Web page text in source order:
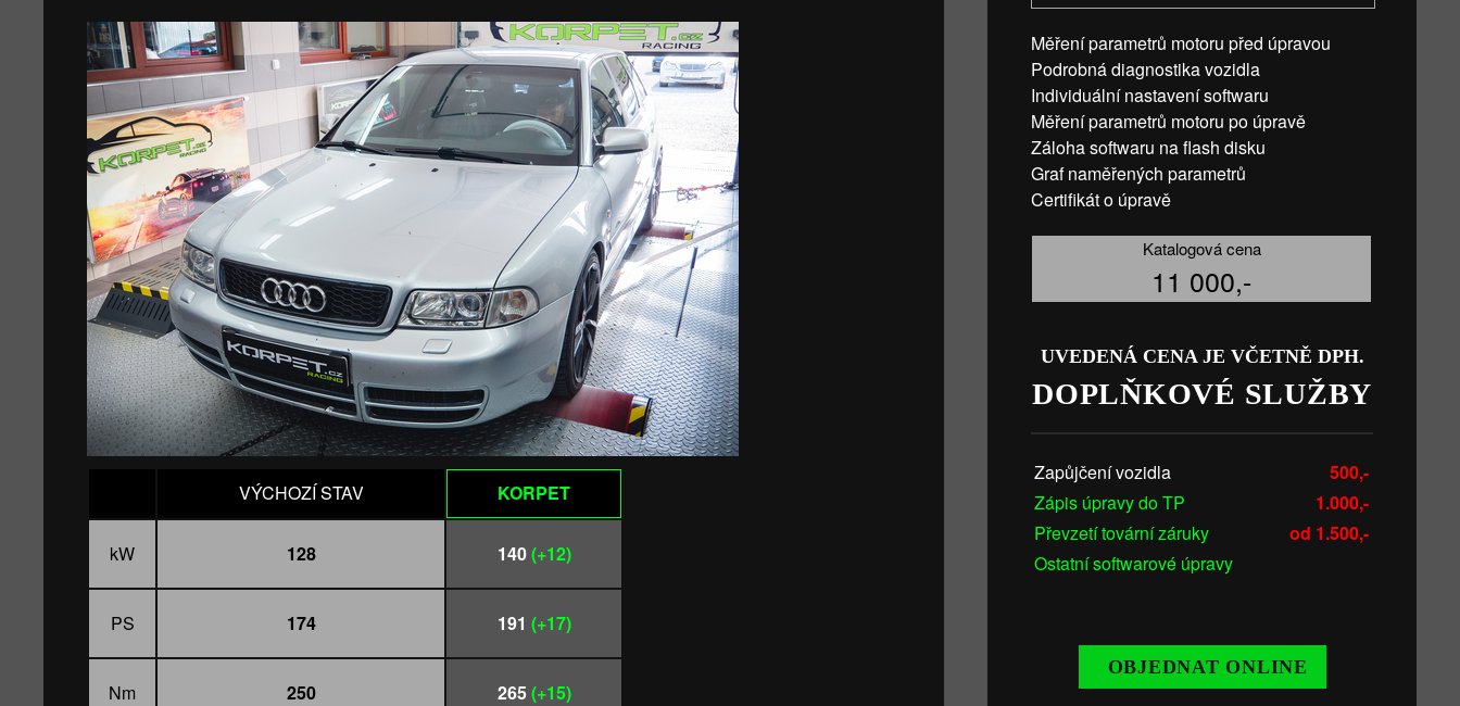
VÝCHOZÍ STAV KORPET
kW 128 140(+12)
PS 174 191 (+17)
Nm 250 265(+15)
Měření parametrů motoru před úpravou
Podrobná diagnostika vozidla
Individuální nastavení softwaru
Měření parametrů motoru po úpravě
Záloha softwaru na flash disku
Graf naměřených parametrů
Certifikát o úpravě
Katalogová cena
11 000,-
UVEDENÁ CENA JE VČETNĚ DPH.
DOPLŇKOVÉ SLUŽBY
Zapůjčení vozidla
500,-
Zápis úpravy do TP
1.000,-
Převzetí tovární záruky
od 1.500,-
Ostatní softwarové úpravy
OBJEDNAT ONLINE